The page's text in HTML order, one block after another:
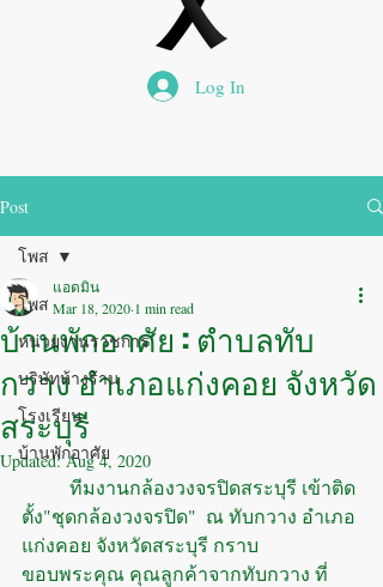
Log In
Post
โพส
หน่วยงานราชการ
บริษัทห้างร้าน
โรงเรียน
บ้านพักอาศัย
โพส
บ้านพักอาศัย : ตำบลทับ
กวาง อำเภอแก่งคอย จังหวัด
สระบุรี
แอดมิน
Mar 18, 2020 1 min read
Updated:Aug 4, 2020
ตั้ง"ชุดกล้องวงจรปิด"  ณ ทับกวาง อำเภอ
แก่งคอย จังหวัดสระบุรี กราบ
ขอบพระคุณ คุณลูกค้าจากทับกวาง ที่